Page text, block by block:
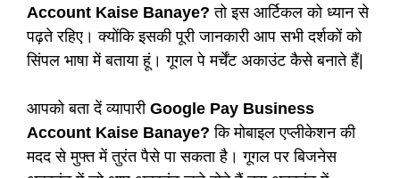
Account Kaise Banaye?तो इस आर्टिकल को ध्यान से
पढ़ते रहिए। क्योंकि इसकी पूरी जानकारी आप सभी दर्शकों को
सिंपल भाषा में बताया हूं। गूगल पे मर्चेंट अकाउंट कैसे बनाते हैं|
आपको बता दें व्यापारी Google Pay Business
Account Kaise Banaye?कि मोबाइल एप्लीकेशन की
मदद से मुफ्त में तुरंत पैसे पा सकता है। गूगल पर बिजनेस